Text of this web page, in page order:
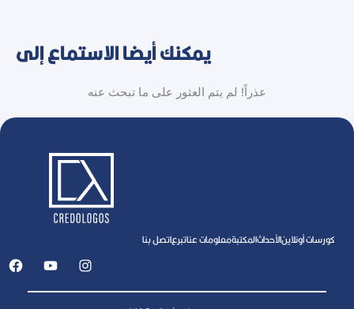
يمكنك أيضا الاستماع إلى
عذراً! لم يتم العثور على ما تبحث عنه
كورسات أونلايناﻷحداثالمكتبةمعلومات عناتبرعاتصل بنا